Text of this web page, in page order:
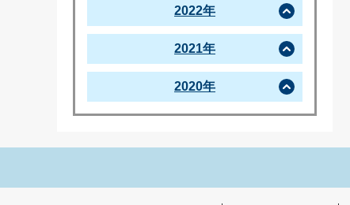
2022年
2021年
2020年